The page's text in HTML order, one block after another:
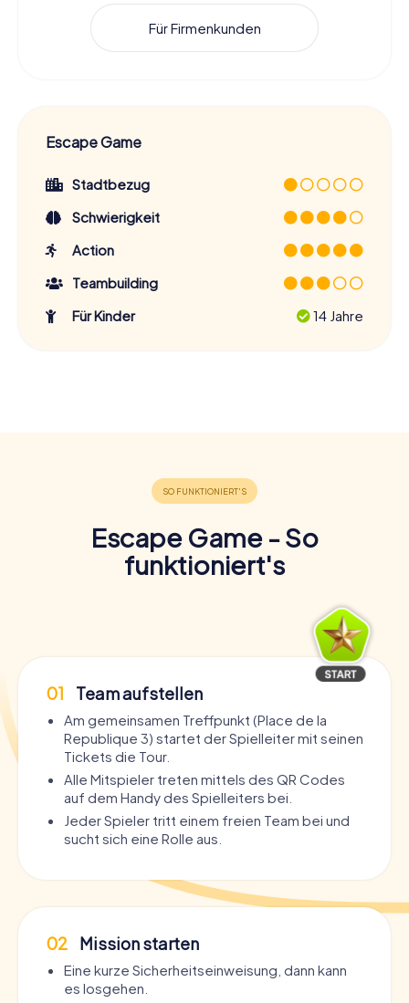
Für Firmenkunden
Escape Game
Stadtbezug
Schwierigkeit
Action
Teambuilding
Für Kinder
14 Jahre
Escape Game - So
funktioniert's
01 Team aufstellen
Am gemeinsamen Treffpunkt (Place de la
Republique 3) startet der Spielleiter mit seinen
Tickets die Tour.
Alle Mitspieler treten mittels des QR Codes
auf dem Handy des Spielleiters bei.
Jeder Spieler tritt einem freien Team bei und
sucht sich eine Rolle aus.
02 Mission starten
Eine kurze Sicherheitseinweisung, dann kann
es losgehen.